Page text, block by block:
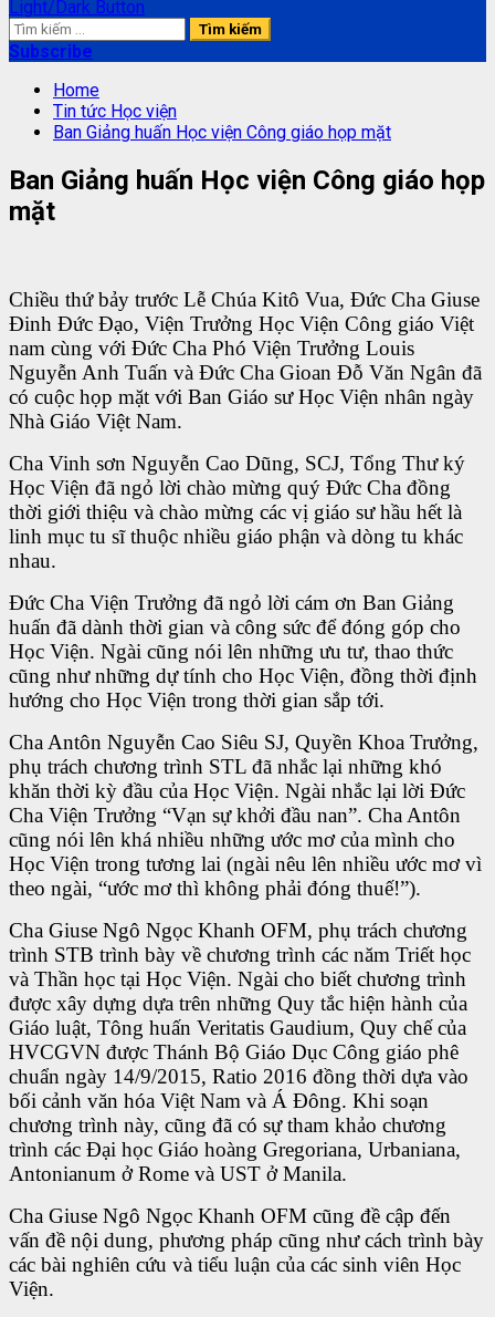
Light/Dark Button
Tìm
kiếm
cho:
Subscribe
Home
Tin tức Học viện
Ban Giảng huấn Học viện Công giáo họp mặt
Ban Giảng huấn Học viện Công giáo họp
mặt
Chiều thứ bảy trước Lễ Chúa Kitô Vua, Đức Cha Giuse
Đinh Đức Đạo, Viện Trưởng Học Viện Công giáo Việt
nam cùng với Đức Cha Phó Viện Trưởng Louis
Nguyễn Anh Tuấn và Đức Cha Gioan Đỗ Văn Ngân đã
có cuộc họp mặt với Ban Giáo sư Học Viện nhân ngày
Nhà Giáo Việt Nam.
Cha Vinh sơn Nguyễn Cao Dũng, SCJ, Tổng Thư ký
Học Viện đã ngỏ lời chào mừng quý Đức Cha đồng
thời giới thiệu và chào mừng các vị giáo sư hầu hết là
linh mục tu sĩ thuộc nhiều giáo phận và dòng tu khác
nhau.
Đức Cha Viện Trưởng đã ngỏ lời cám ơn Ban Giảng
huấn đã dành thời gian và công sức để đóng góp cho
Học Viện. Ngài cũng nói lên những ưu tư, thao thức
cũng như những dự tính cho Học Viện, đồng thời định
hướng cho Học Viện trong thời gian sắp tới.
Cha Antôn Nguyễn Cao Siêu SJ, Quyền Khoa Trưởng,
phụ trách chương trình STL đã nhắc lại những khó
khăn thời kỳ đầu của Học Viện. Ngài nhắc lại lời Đức
Cha Viện Trưởng “Vạn sự khởi đầu nan”. Cha Antôn
cũng nói lên khá nhiều những ước mơ của mình cho
Học Viện trong tương lai (ngài nêu lên nhiều ước mơ vì
theo ngài, “ước mơ thì không phải đóng thuế!”).
Cha Giuse Ngô Ngọc Khanh OFM, phụ trách chương
trình STB trình bày về chương trình các năm Triết học
và Thần học tại Học Viện. Ngài cho biết chương trình
được xây dựng dựa trên những Quy tắc hiện hành của
Giáo luật, Tông huấn Veritatis Gaudium, Quy chế của
HVCGVN được Thánh Bộ Giáo Dục Công giáo phê
chuẩn ngày 14/9/2015, Ratio 2016 đồng thời dựa vào
bối cảnh văn hóa Việt Nam và Á Đông. Khi soạn
chương trình này, cũng đã có sự tham khảo chương
trình các Đại học Giáo hoàng Gregoriana, Urbaniana,
Antonianum ở Rome và UST ở Manila.
Cha Giuse Ngô Ngọc Khanh OFM cũng đề cập đến
vấn đề nội dung, phương pháp cũng như cách trình bày
các bài nghiên cứu và tiểu luận của các sinh viên Học
Viện.